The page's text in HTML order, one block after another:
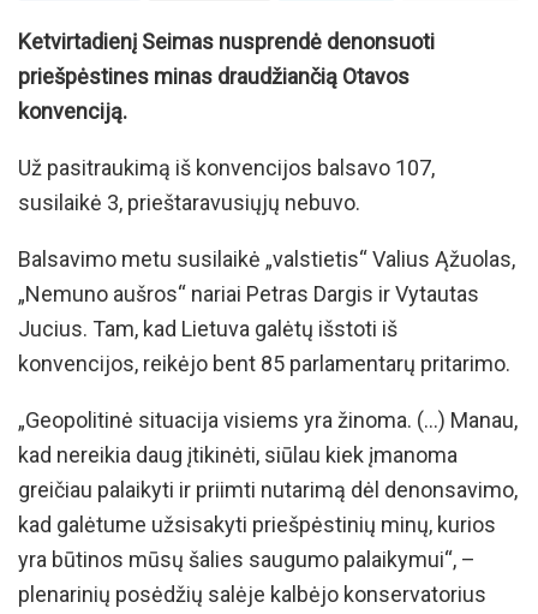
Ketvirtadienį Seimas nusprendė denonsuoti
priešpėstines minas draudžiančią Otavos
konvenciją.
Už pasitraukimą iš konvencijos balsavo 107,
susilaikė 3, prieštaravusiųjų nebuvo.
Balsavimo metu susilaikė „valstietis“ Valius Ąžuolas,
„Nemuno aušros“ nariai Petras Dargis ir Vytautas
Jucius. Tam, kad Lietuva galėtų išstoti iš
konvencijos, reikėjo bent 85 parlamentarų pritarimo.
„Geopolitinė situacija visiems yra žinoma. (…) Manau,
kad nereikia daug įtikinėti, siūlau kiek įmanoma
greičiau palaikyti ir priimti nutarimą dėl denonsavimo,
kad galėtume užsisakyti priešpėstinių minų, kurios
yra būtinos mūsų šalies saugumo palaikymui“, –
plenarinių posėdžių salėje kalbėjo konservatorius